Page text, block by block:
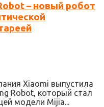
– новый робот
Xiaomi выпустила
Robot, который стал
модели Mijia...